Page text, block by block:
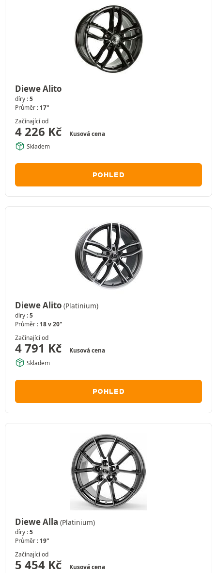
Diewe Alito
díry :5
Průměr : 17"
Začínající od
4 226 Kč
Kusová cena
Skladem
POHLED
Diewe Alito (Platinium)
díry :5
Průměr : 18 v 20"
Začínající od
4 791 Kč
Kusová cena
Skladem
POHLED
Diewe Alla (Platinium)
díry :5
Průměr : 19"
Začínající od
5 454 Kč
Kusová cena